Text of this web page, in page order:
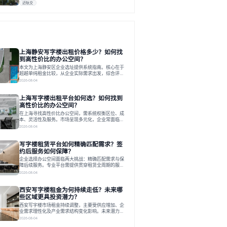
近轨交
上海静安写字楼出租价格多少？如何找
到高性价比的办公空间？
本文为上海静安区企业选址提供系统指南。核心在于
超越单纯租金比较，从企业实际需求出发，综合评估
交通、硬件、空间弹性、配套服务及产业生态等多维
升性价比，并通过不同规模企业的实际案例加以说
明。之后指出，专业运营服务商提供的稳定环境、社
群活动与产业集聚等增值服务，是很大化空间价值、
助力企业成长的关键。对于许多在
2026-08-04
上海写字楼出租平台如何选？如何找到
高性价比的办公空间？
在上海寻找高性价比办公空间，需系统权衡区位、成
本、灵活性及服务。市场呈现多元化，企业常面临租
赁流程复杂、隐性成本高等挑战。选择平台时，应评
区、灵活产品和丰富配套，满足不同企业需求。企业
应明确自身需求，实地考察，选择能支持长期发展、
提升竞争力的办公空间。在上海寻找合适的办公空
间，对于企业行政负责人、中小企业主
2026-08-04
写字楼租赁平台如何精确匹配需求？签
约后服务如何保障？
企业选择办公空间面临两大挑战：精确匹配需求与保
障后续服务。专业平台需提供贯穿租赁全周期的服
务，将企业从非核心事务中解放。精确匹配需结合企
的全周期保障体系。德必集团通过标准化服务与个性
化运营结合，以全国布局和产业生态圈为企业提供稳
定支持，体现了从信息撮合到深度服务的能力转变。
在为企业寻找办公空间的过程中，
2026-08-04
西安写字楼租金为何持续走低？未来哪
些区域更具投资潜力？
西安写字楼市场租金持续调整，主要受供应增加、企
业需求理性化及产业需求结构变化影响。未来潜力区
域集中在产业集聚、交利及城市更新地带，如高新区
2026-08-04